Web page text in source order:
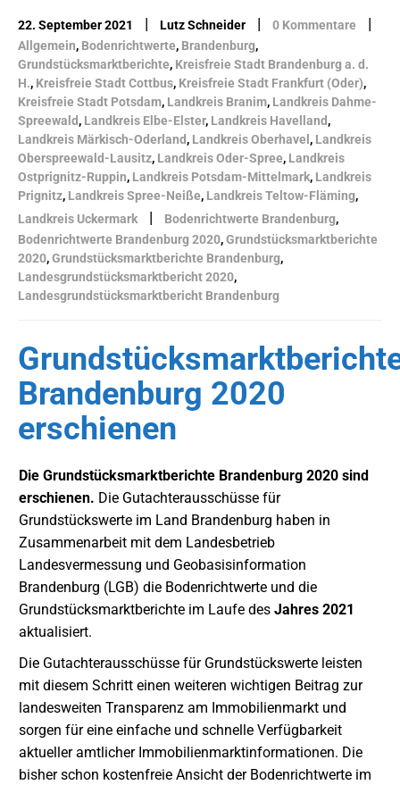
22. September 2021 | Lutz Schneider | 0 Kommentare |
Allgemein, Bodenrichtwerte, Brandenburg,
Grundstücksmarktberichte, Kreisfreie Stadt Brandenburg a. d.
H., Kreisfreie Stadt Cottbus, Kreisfreie Stadt Frankfurt (Oder),
Kreisfreie Stadt Potsdam, Landkreis Branim, Landkreis Dahme-
Spreewald , Landkreis Elbe-Elster, Landkreis Havelland ,
Landkreis Märkisch-Oderland , Landkreis Oberhavel , Landkreis
Oberspreewald-Lausitz, Landkreis Oder-Spree, Landkreis
Ostprignitz-Ruppin, Landkreis Potsdam-Mittelmark, Landkreis
Prignitz, Landkreis Spree-Neiße, Landkreis Teltow-Fläming,
Landkreis Uckermark
| Bodenrichtwerte Brandenburg,
Bodenrichtwerte Brandenburg 2020,Grundstücksmarktberichte
2020,Grundstücksmarktberichte Brandenburg,
Landesgrundstücksmarktbericht 2020,
Landesgrundstücksmarktbericht Brandenburg
Brandenburg 2020
erschienen
Die Grundstücksmarktberichte Brandenburg 2020 sind
erschienen. Die Gutachterausschüsse für
Grundstückswerte im Land Brandenburg haben in
Zusammenarbeit mit dem Landesbetrieb
Landesvermessung und Geobasisinformation
Brandenburg (LGB) die Bodenrichtwerte und die
Grundstücksmarktberichte im Laufe des Jahres 2021
aktualisiert.
Die Gutachterausschüsse für Grundstückswerte leisten
mit diesem Schritt einen weiteren wichtigen Beitrag zur
landesweiten Transparenz am Immobilienmarkt und
sorgen für eine einfache und schnelle Verfügbarkeit
aktueller amtlicher Immobilienmarktinformationen. Die
bisher schon kostenfreie Ansicht der Bodenrichtwerte im